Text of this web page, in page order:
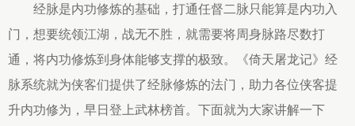
经脉是内功修炼的基础，打通任督二脉只能算是内功入
门，想要统领江湖，战无不胜，就需要将周身脉路尽数打
通，将内功修炼到身体能够支撑的极致。《倚天屠龙记》经
脉系统就为侠客们提供了经脉修炼的法门，助力各位侠客提
升内功修为，早日登上武林榜首。下面就为大家讲解一下